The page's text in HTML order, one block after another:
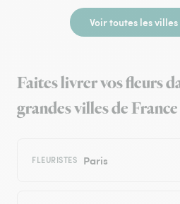
Voir toutes les
Faites livrer vos fleurs
grandes villes de France
FLEURISTES Paris